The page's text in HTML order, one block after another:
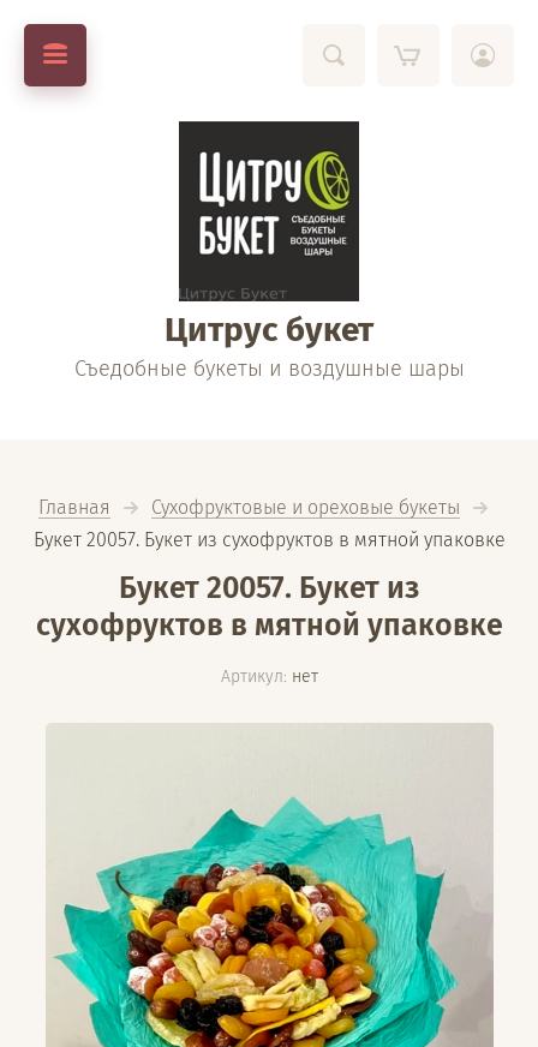
Цитрус букет
Съедобные букеты и воздушные шары
Главная
Сухофруктовые и ореховые букеты
Букет 20057. Букет из сухофруктов в мятной упаковке
Букет 20057. Букет из
сухофруктов в мятной упаковке
Артикул: нет